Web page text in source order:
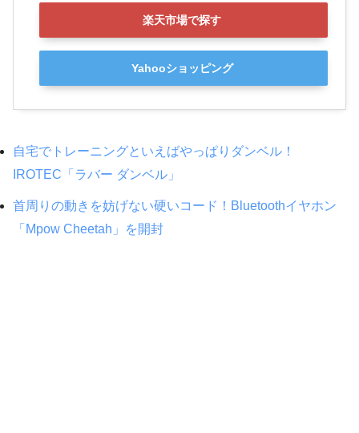
楽天市場で探す
Yahooショッピング
自宅でトレーニングといえばやっぱりダンベル！
IROTEC「ラバー ダンベル」
首周りの動きを妨げない硬いコード！Bluetoothイヤホン
「Mpow Cheetah」を開封